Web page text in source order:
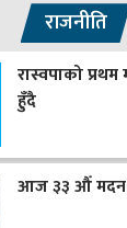
राजनीति
रास्वपाको
हुँदै
आज ३३ औँ